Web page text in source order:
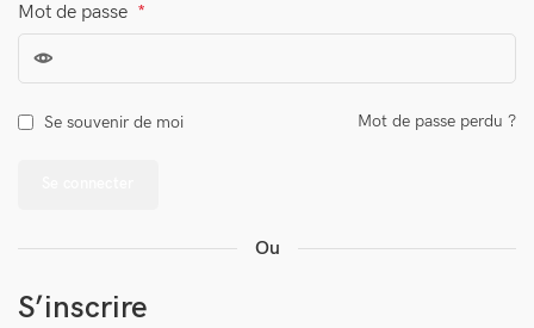
Mot de passe *
Se souvenir de moi Mot de passe perdu ?
Ou
S’inscrire